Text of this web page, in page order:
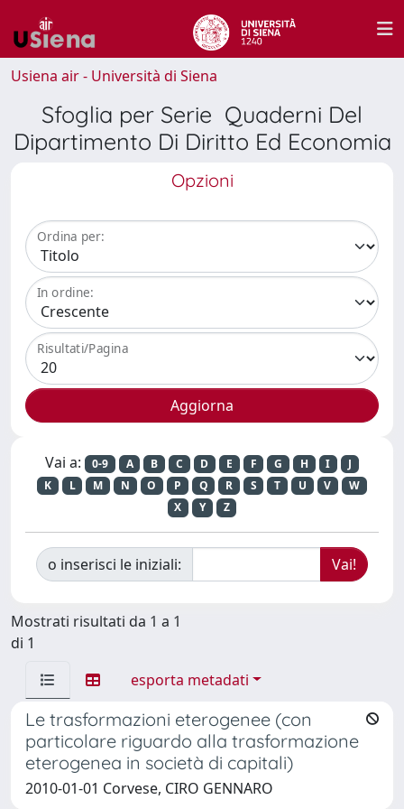
Usiena air - Università di Siena
Sfoglia per Serie Quaderni Del
Dipartimento Di Diritto Ed Economia
Opzioni
Ordina per:
In ordine:
Risultati/Pagina
Vai a: 0-9 A B C D E F G H I
J
K
L M N O P Q R S T U V
W
X
Y Z
o inserisci le iniziali:
Mostrati risultati da 1 a 1
di 1
esporta metadati
Le trasformazioni eterogenee (con
particolare riguardo alla trasformazione
eterogenea in società di capitali)
2010-01-01 Corvese, CIRO GENNARO